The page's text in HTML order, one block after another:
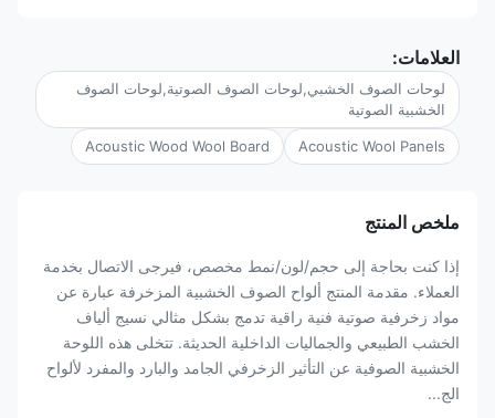
العلامات:
لوحات الصوف الخشبي,لوحات الصوف الصوتية,لوحات الصوف
الخشبية الصوتية
Acoustic Wool Panels
Acoustic Wood Wool Board
ملخص المنتج
إذا كنت بحاجة إلى حجم/لون/نمط مخصص، فيرجى الاتصال بخدمة
العملاء. مقدمة المنتج ألواح الصوف الخشبية المزخرفة عبارة عن
مواد زخرفية صوتية فنية راقية تدمج بشكل مثالي نسيج ألياف
الخشب الطبيعي والجماليات الداخلية الحديثة. تتخلى هذه اللوحة
الخشبية الصوفية عن التأثير الزخرفي الجامد والبارد والمفرد لألواح